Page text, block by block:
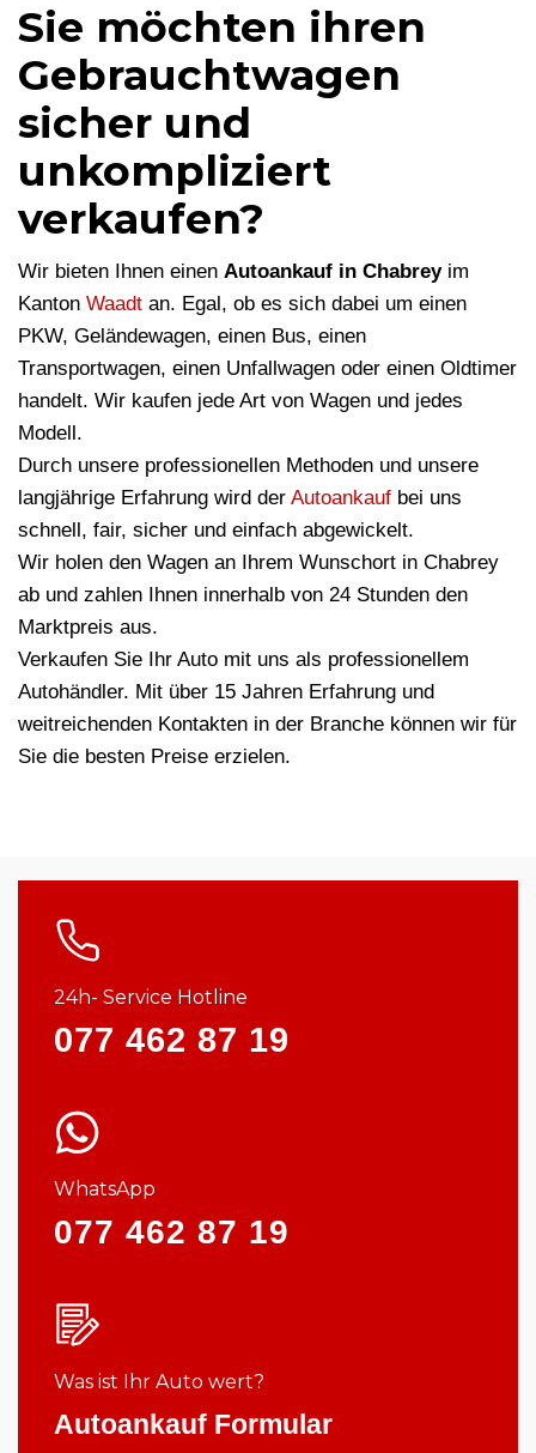
Sie möchten ihren
Gebrauchtwagen
sicher und
unkompliziert
verkaufen?
Wir bieten Ihnen einen Autoankauf in Chabreyim
Kanton Waadt an. Egal, ob es sich dabei um einen
PKW, Geländewagen, einen Bus, einen
Transportwagen, einen Unfallwagen oder einen Oldtimer
handelt. Wir kaufen jede Art von Wagen und jedes
Modell.
Durch unsere professionellen Methoden und unsere
langjährige Erfahrung wird der Autoankauf bei uns
schnell, fair, sicher und einfach abgewickelt.
Wir holen den Wagen an Ihrem Wunschort in Chabrey
ab und zahlen Ihnen innerhalb von 24 Stunden den
Marktpreis aus.
Verkaufen Sie Ihr Auto mit uns als professionellem
Autohändler. Mit über 15 Jahren Erfahrung und
weitreichenden Kontakten in der Branche können wir für
Sie die besten Preise erzielen.
24h- Service Hotline
077 462 87 19
WhatsApp
077 462 87 19
Was ist Ihr Auto wert?
Autoankauf Formular